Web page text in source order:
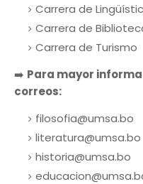
Carrera de
Carrera de
Carrera de Turismo
➡️ Para mayor
correos:
filosofia@umsa.bo
literatura@umsa.bo
historia@umsa.bo